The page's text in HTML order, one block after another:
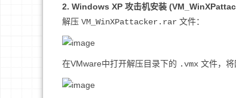
2. Windows XP 攻击机安装
解压 VM_WinXPattacker.rar 文件：
在VMware中打开解压目录下的 .vmx 文件，将